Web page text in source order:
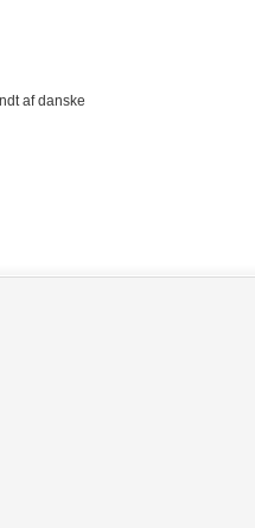
af danske